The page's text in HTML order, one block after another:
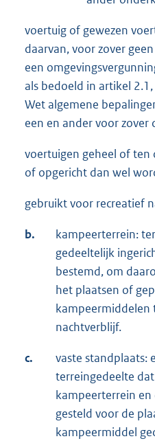
voertuig of gewezen
daarvan, voor zover
een
als bedoeld in artikel
Wet algemene
een en ander voor
voertuigen geheel of ten
of opgericht dan wel
gebruikt voor recreatief
b.
kampeerterrein:
gedeeltelijk
bestemd, om
het plaatsen of
kampeermiddelen
nachtverblijf.
c.
vaste standplaats:
terreingedeelte
kampeerterrein
gesteld voor de
kampeermiddel